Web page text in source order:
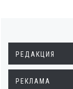
РЕДАКЦИЯ
РЕКЛАМА